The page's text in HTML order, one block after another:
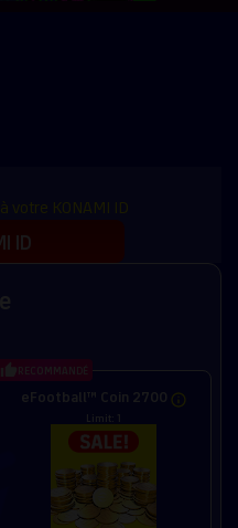
KONAMI ID
ID
eFootball™ Coin 2700
Limit: 1
RECOMMANDÉ